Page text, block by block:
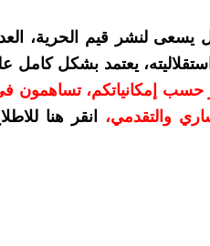
لنشر قيم الحرية،
يعتمد بشكل كامل
أو أكثر حسب إمكانياتكم،
والتقدمي،
انقر هنا